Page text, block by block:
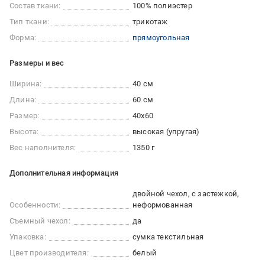
Состав ткани:
100% полиэстер
Тип ткани:
трикотаж
Форма:
прямоугольная
Размеры и вес
Ширина:
40 см
Длина:
60 см
Размер:
40x60
Высота:
высокая (упругая)
Вес наполнителя:
1350 г
Дополнительная информация
Особенности:
двойной чехол, с застежкой,
неформованная
Съемный чехол:
да
Упаковка:
сумка текстильная
Цвет производителя:
белый